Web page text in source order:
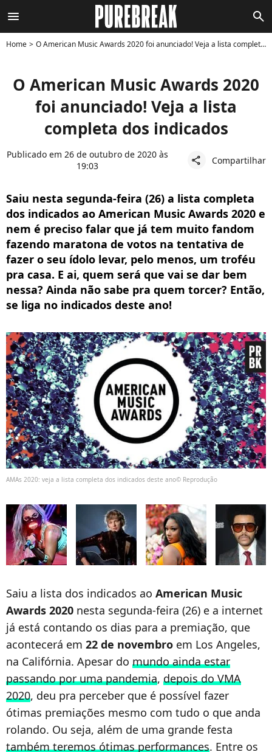
menu search
Home O American Music Awards 2020 foi anunciado! Veja a lista completa dos indicados
O American Music Awards 2020
foi anunciado! Veja a lista
completa dos indicados
Publicado em 26 de outubro de 2020 às
19:03
share Compartilhar
Saiu nesta segunda-feira (26) a lista completa
dos indicados ao American Music Awards 2020 e
nem é preciso falar que já tem muito fandom
fazendo maratona de votos na tentativa de
fazer o seu ídolo levar, pelo menos, um troféu
pra casa. E ai, quem será que vai se dar bem
nessa? Ainda não sabe pra quem torcer? Então,
se liga no indicados deste ano!
AMAs 2020: veja a lista completa dos indicados deste ano© Reprodução
Saiu a lista dos indicados ao American Music
Awards 2020 nesta segunda-feira (26) e a internet
já está contando os dias para a premiação, que
acontecerá em 22 de novembro em Los Angeles,
na Califórnia. Apesar do mundo ainda estar
passando por uma pandemia, depois do VMA
2020, deu pra perceber que é possível fazer
ótimas premiações mesmo com tudo o que anda
rolando. Ou seja, além de uma grande festa
também teremos ótimas performances. Entre os